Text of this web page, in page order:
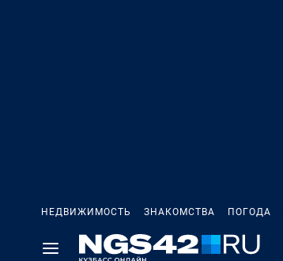
НЕДВИЖИМОСТЬ ЗНАКОМСТВА ПОГОДА